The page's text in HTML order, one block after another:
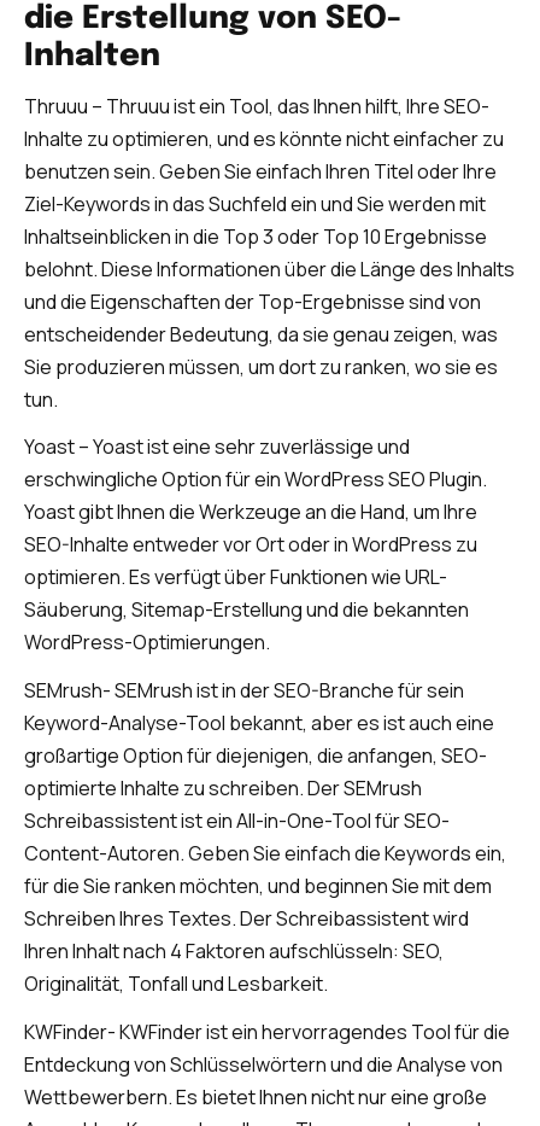
die Erstellung von SEO-
Inhalten
Thruuu – Thruuu ist ein Tool, das Ihnen hilft, Ihre SEO-
Inhalte zu optimieren, und es könnte nicht einfacher zu
benutzen sein. Geben Sie einfach Ihren Titel oder Ihre
Ziel-Keywords in das Suchfeld ein und Sie werden mit
Inhaltseinblicken in die Top 3 oder Top 10 Ergebnisse
belohnt. Diese Informationen über die Länge des Inhalts
und die Eigenschaften der Top-Ergebnisse sind von
entscheidender Bedeutung, da sie genau zeigen, was
Sie produzieren müssen, um dort zu ranken, wo sie es
tun.
Yoast – Yoast ist eine sehr zuverlässige und
erschwingliche Option für ein WordPress SEO Plugin.
Yoast gibt Ihnen die Werkzeuge an die Hand, um Ihre
SEO-Inhalte entweder vor Ort oder in WordPress zu
optimieren. Es verfügt über Funktionen wie URL-
Säuberung, Sitemap-Erstellung und die bekannten
WordPress-Optimierungen.
SEMrush- SEMrush ist in der SEO-Branche für sein
Keyword-Analyse-Tool bekannt, aber es ist auch eine
großartige Option für diejenigen, die anfangen, SEO-
optimierte Inhalte zu schreiben. Der SEMrush
Schreibassistent ist ein All-in-One-Tool für SEO-
Content-Autoren. Geben Sie einfach die Keywords ein,
für die Sie ranken möchten, und beginnen Sie mit dem
Schreiben Ihres Textes. Der Schreibassistent wird
Ihren Inhalt nach 4 Faktoren aufschlüsseln: SEO,
Originalität, Tonfall und Lesbarkeit.
KWFinder- KWFinder ist ein hervorragendes Tool für die
Entdeckung von Schlüsselwörtern und die Analyse von
Wettbewerbern. Es bietet Ihnen nicht nur eine große